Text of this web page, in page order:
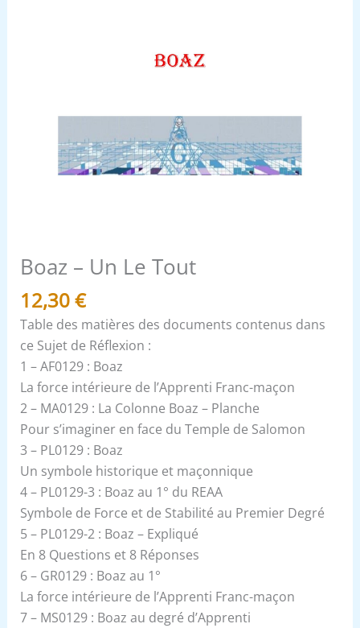
Boaz – Un Le Tout
12,30€
Table des matières des documents contenus dans
ce Sujet de Réflexion :
1 – AF0129 : Boaz
La force intérieure de l’Apprenti Franc-maçon
2 – MA0129 : La Colonne Boaz – Planche
Pour s’imaginer en face du Temple de Salomon
3 – PL0129 : Boaz
Un symbole historique et maçonnique
4 – PL0129-3 : Boaz au 1° du REAA
Symbole de Force et de Stabilité au Premier Degré
5 – PL0129-2 : Boaz – Expliqué
En 8 Questions et 8 Réponses
6 – GR0129 : Boaz au 1°
La force intérieure de l’Apprenti Franc-maçon
7 – MS0129 : Boaz au degré d’Apprenti